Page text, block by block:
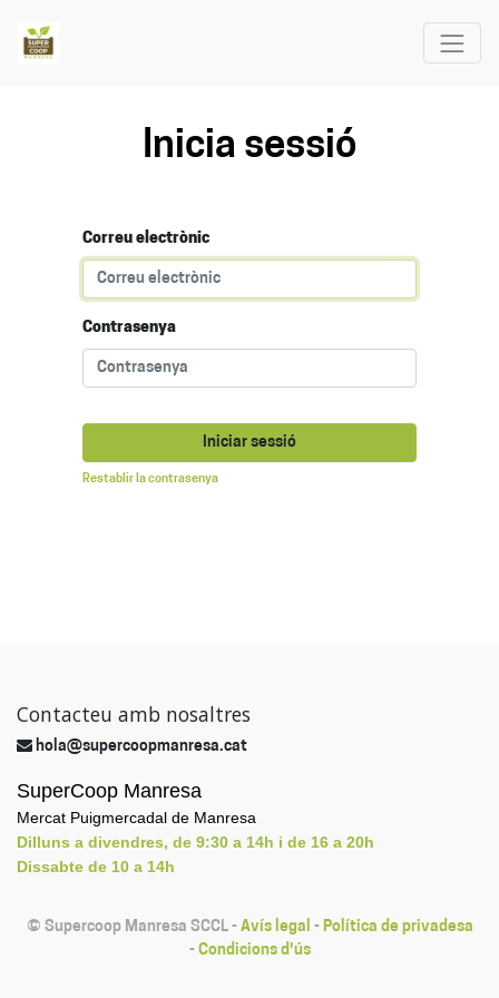
Inicia sessió
Correu electrònic
Contrasenya
Iniciar sessió
Restablir la contrasenya
Contacteu amb nosaltres
hola@supercoopmanresa.cat
SuperCoop Manresa
Mercat Puigmercadal de Manresa
Dilluns a divendres, de 9:30 a 14h i de 16 a 20h
Dissabte de 10 a 14h
© Supercoop Manresa SCCL - Avís legal - Política de privadesa
- Condicions d'ús